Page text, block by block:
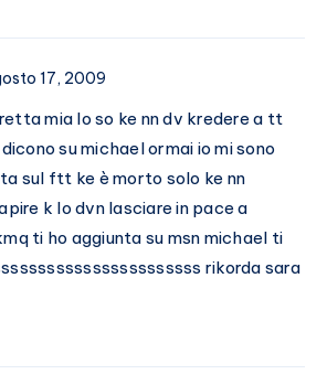
17, 2009
mia lo so ke nn dv kredere a tt
su michael ormai io mi sono
sul ftt ke è morto solo ke nn
k lo dvn lasciare in pace a
ti ho aggiunta su msn michael ti
rikorda sara